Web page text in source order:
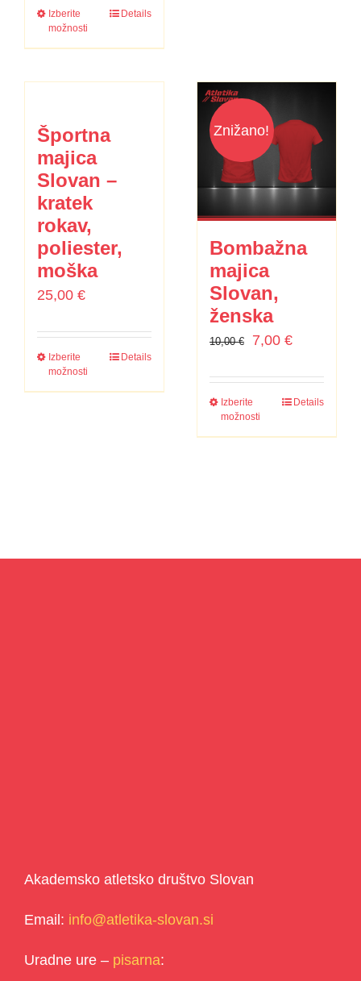
Izberite
možnosti
Details
Športna
majica
Slovan –
kratek
rokav,
poliester,
moška
25,00 €
Izberite
možnosti
Details
Znižano!
Bombažna
majica
Slovan,
ženska
10,00€
Izvirna
bila:
10,00 €.
7,00 €Trenutna
Izberite
možnosti
Details
Akademsko atletsko društvo Slovan
Email: info@atletika-slovan.si
Uradne ure – pisarna: